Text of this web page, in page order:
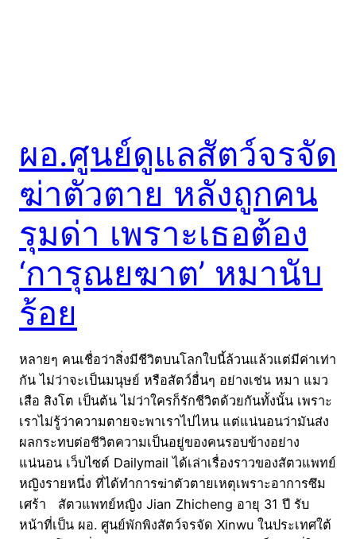
ผอ.ศูนย์ดูแลสัตว์จรจัด
ฆ่าตัวตาย หลังถูกคน
รุมด่า เพราะเธอต้อง
‘การุณยฆาต’ หมานับ
ร้อย
หลายๆ คนเชื่อว่าสิ่งมีชีวิตบนโลกใบนี้ล้วนแล้วแต่มีค่าเท่า
กัน ไม่ว่าจะเป็นมนุษย์ หรือสัตว์อื่นๆ อย่างเช่น หมา แมว
เสือ สิงโต เป็นต้น ไม่ว่าใครก็รักชีวิตด้วยกันทั้งนั้น เพราะ
เราไม่รู้ว่าความตายจะพาเราไปไหน แต่แน่นอนว่ามันส่ง
ผลกระทบต่อชีวิตความเป็นอยู่ของคนรอบข้างอย่าง
แน่นอน เว็บไซต์ Dailymail ได้เล่าเรื่องราวของสัตวแพทย์
หญิงรายหนึ่ง ที่ได้ทำการฆ่าตัวตายเหตุเพราะอาการซึม
เศร้า สัตวแพทย์หญิง Jian Zhicheng อายุ 31 ปี รับ
หน้าที่เป็น ผอ. ศูนย์พักพิงสัตว์จรจัด Xinwu ในประเทศใต้